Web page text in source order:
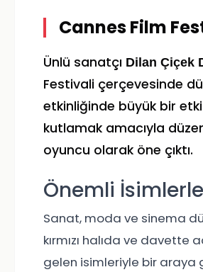
Cannes Film
Ünlü sanatçı Dilan Çiçek
Festivali çerçevesinde
etkinliğinde büyük bir etki
kutlamak amacıyla
oyuncu olarak öne çıktı.
Önemli
Sanat, moda ve sinema
kırmızı halıda ve davette
gelen isimleriyle bir araya